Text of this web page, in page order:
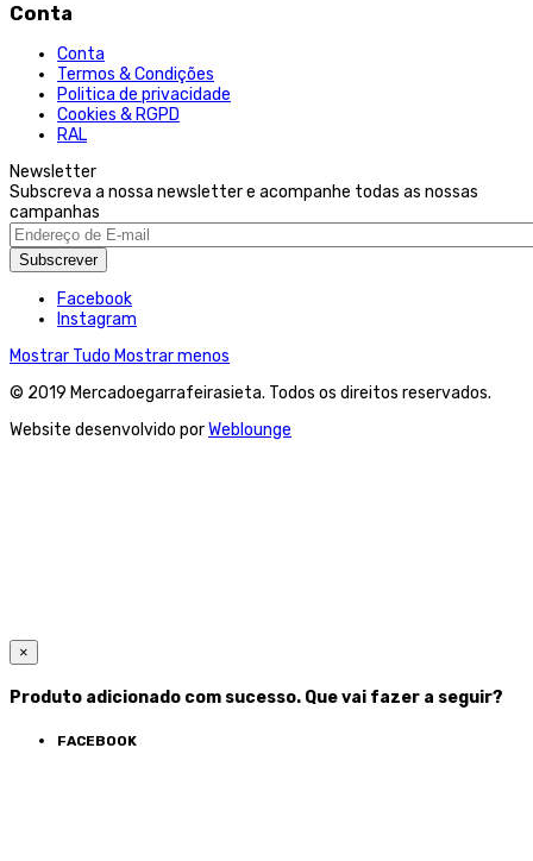
Conta
Conta
Termos & Condições
Politica de privacidade
Cookies & RGPD
RAL
Newsletter
Subscreva a nossa newsletter e acompanhe todas as nossas
campanhas
Subscrever
Facebook
Instagram
Mostrar Tudo Mostrar menos
© 2019 Mercadoegarrafeirasieta. Todos os direitos reservados.
Website desenvolvido porWeblounge
×
Produto adicionado com sucesso. Que vai fazer a seguir?
FACEBOOK